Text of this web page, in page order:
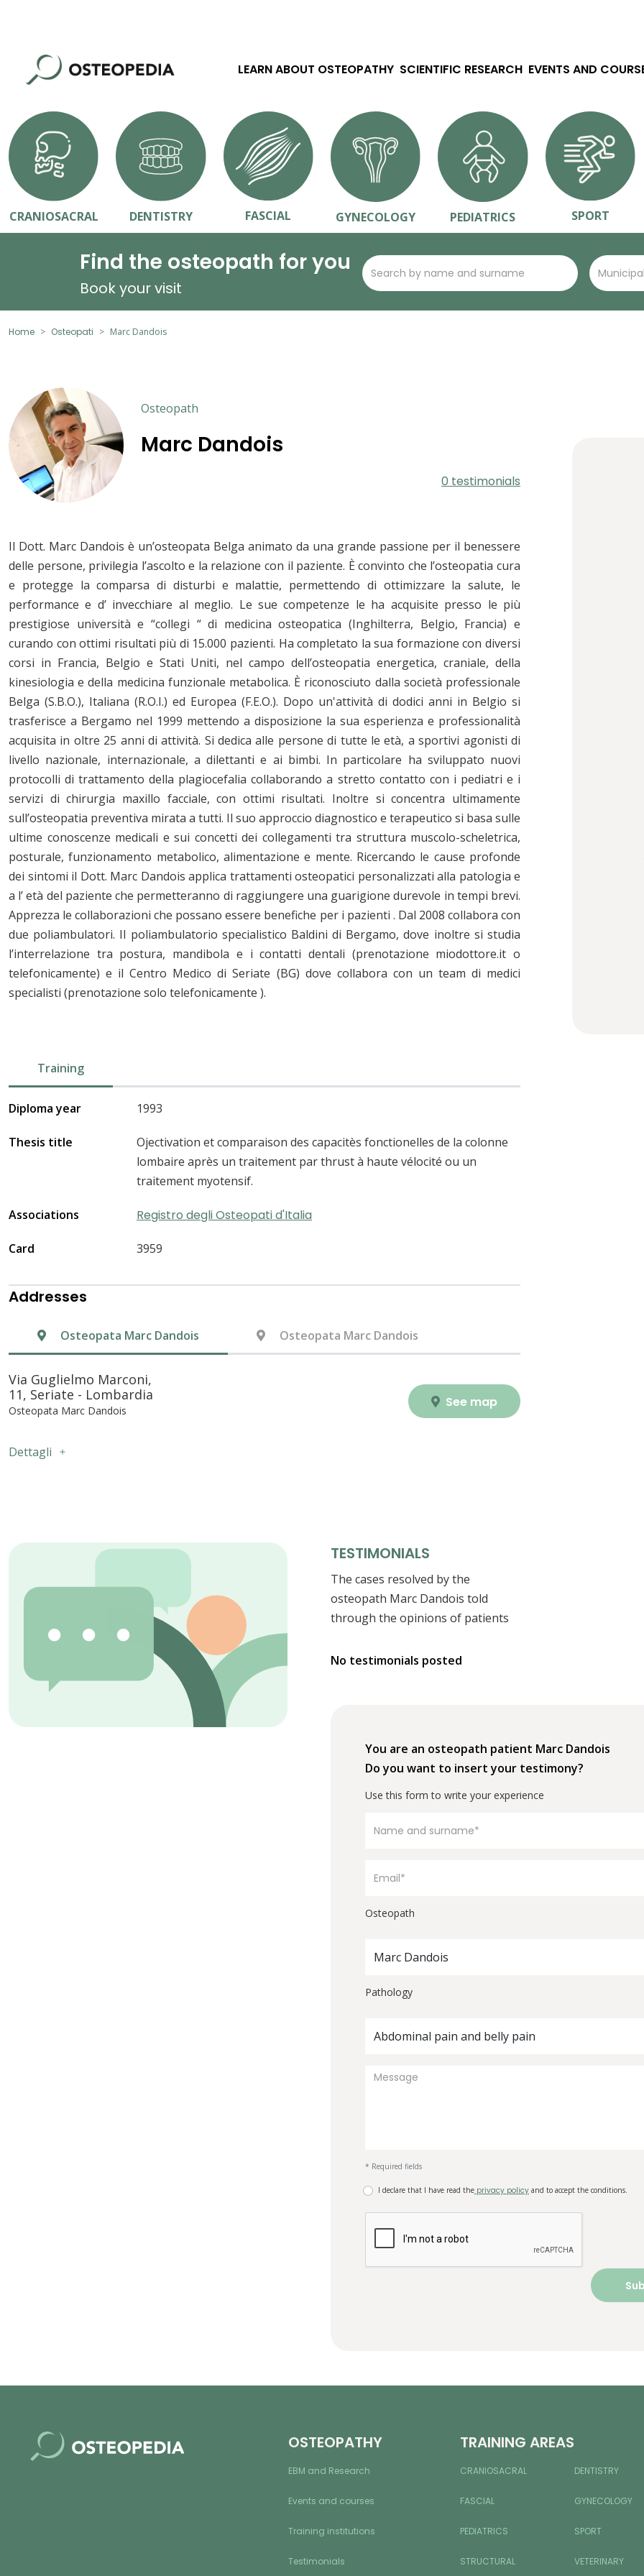
LEARN ABOUT OSTEOPATHY SCIENTIFIC RESEARCH EVENTS AND
CRANIOSACRAL DENTISTRY FASCIAL GYNECOLOGY PEDIATRICS SPORT
Find the osteopath for you
Book your visit
Home Osteopati Marc Dandois
Osteopath
Marc Dandois
0 testimonials
Il Dott. Marc Dandois è un’osteopata Belga animato da una grande passione per il benessere
delle persone, privilegia l’ascolto e la relazione con il paziente. È convinto che l’osteopatia cura
e protegge la comparsa di disturbi e malattie, permettendo di ottimizzare la salute, le
performance e d’ invecchiare al meglio. Le sue competenze le ha acquisite presso le più
prestigiose università e “collegi “ di medicina osteopatica (Inghilterra, Belgio, Francia) e
curando con ottimi risultati più di 15.000 pazienti. Ha completato la sua formazione con diversi
corsi in Francia, Belgio e Stati Uniti, nel campo dell’osteopatia energetica, craniale, della
kinesiologia e della medicina funzionale metabolica. È riconosciuto dalla società professionale
Belga (S.B.O.), Italiana (R.O.I.) ed Europea (F.E.O.). Dopo un'attività di dodici anni in Belgio si
trasferisce a Bergamo nel 1999 mettendo a disposizione la sua esperienza e professionalità
acquisita in oltre 25 anni di attività. Si dedica alle persone di tutte le età, a sportivi agonisti di
livello nazionale, internazionale, a dilettanti e ai bimbi. In particolare ha sviluppato nuovi
protocolli di trattamento della plagiocefalia collaborando a stretto contatto con i pediatri e i
servizi di chirurgia maxillo facciale, con ottimi risultati. Inoltre si concentra ultimamente
sull’osteopatia preventiva mirata a tutti. Il suo approccio diagnostico e terapeutico si basa sulle
ultime conoscenze medicali e sui concetti dei collegamenti tra struttura muscolo-scheletrica,
posturale, funzionamento metabolico, alimentazione e mente. Ricercando le cause profonde
dei sintomi il Dott. Marc Dandois applica trattamenti osteopatici personalizzati alla patologia e
a l’ età del paziente che permetteranno di raggiungere una guarigione durevole in tempi brevi.
Apprezza le collaborazioni che possano essere benefiche per i pazienti . Dal 2008 collabora con
due poliambulatori. Il poliambulatorio specialistico Baldini di Bergamo, dove inoltre si studia
l’interrelazione tra postura, mandibola e i contatti dentali (prenotazione miodottore.it o
telefonicamente) e il Centro Medico di Seriate (BG) dove collabora con un team di medici
specialisti (prenotazione solo telefonicamente ).
Training
Diploma year 1993
Thesis title
Ojectivation et comparaison des capacitès fonctionelles de la colonne
lombaire après un traitement par thrust à haute vélocité ou un
traitement myotensif.
Associations Registro degli Osteopati d'Italia
Card 3959
Addresses
Osteopata Marc Dandois Osteopata Marc Dandois
Via Guglielmo Marconi,
11, Seriate - Lombardia
Osteopata Marc Dandois See map
Dettagli
TESTIMONIALS
The cases resolved by the
osteopath Marc Dandois told
through the opinions of patients
No testimonials posted
You are an osteopath patient Marc Dandois
Do you want to insert your testimony?
Use this form to write your experience
Osteopath
Marc Dandois
Pathology
Abdominal pain and belly pain
* Required fields
I declare that I have read the privacy policy and to accept the conditions.
OSTEOPATHY
EBM and Research
Events and courses
Training institutions
Testimonials
TRAINING AREAS
CRANIOSACRAL DENTISTRY
FASCIAL GYNECOLOGY
PEDIATRICS SPORT
STRUCTURAL VETERINARY